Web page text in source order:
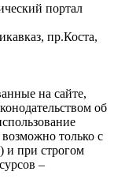
портал
пр.Коста,
на сайте,
об
только с
и при строгом
–